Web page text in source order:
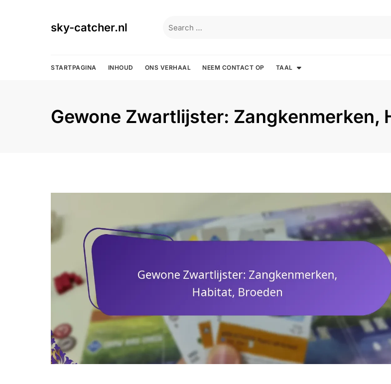
sky-catcher.nl
for:
STARTPAGINA INHOUD ONS VERHAAL NEEM CONTACT OP TAAL
Gewone Zwartlijster: Zangkenmerken,